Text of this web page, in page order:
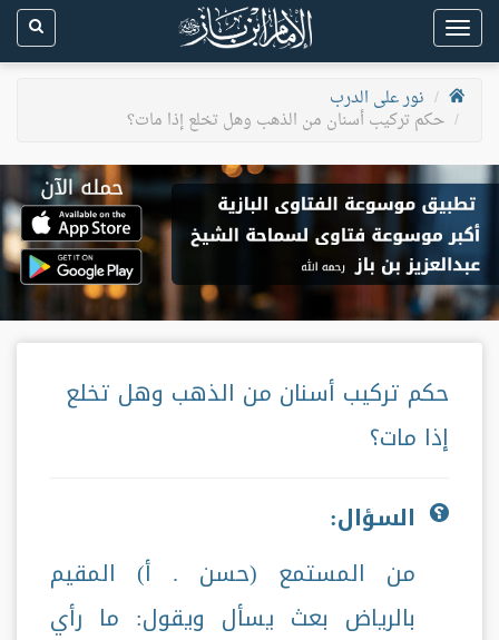
Toggle
navigation
نور على الدرب
حكم تركيب أسنان من الذهب وهل تخلع إذا مات؟
حكم تركيب أسنان من الذهب وهل تخلع
إذا مات؟
السؤال:
من المستمع (حسن . أ) المقيم
بالرياض بعث يسأل ويقول: ما رأي